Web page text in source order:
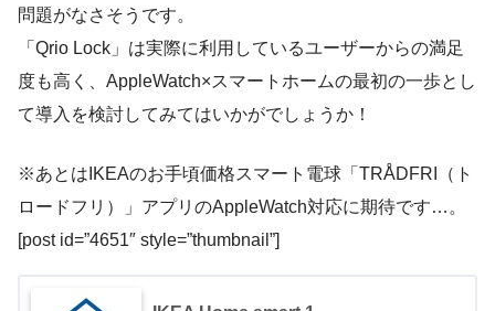
問題がなさそうです。
「Qrio Lock」は実際に利用しているユーザーからの満足
度も高く、AppleWatch×スマートホームの最初の一歩とし
て導入を検討してみてはいかがでしょうか！
※あとはIKEAのお手頃価格スマート電球「TRÅDFRI（ト
ロードフリ）」アプリのAppleWatch対応に期待です…。
[post id=”4651″ style=”thumbnail”]